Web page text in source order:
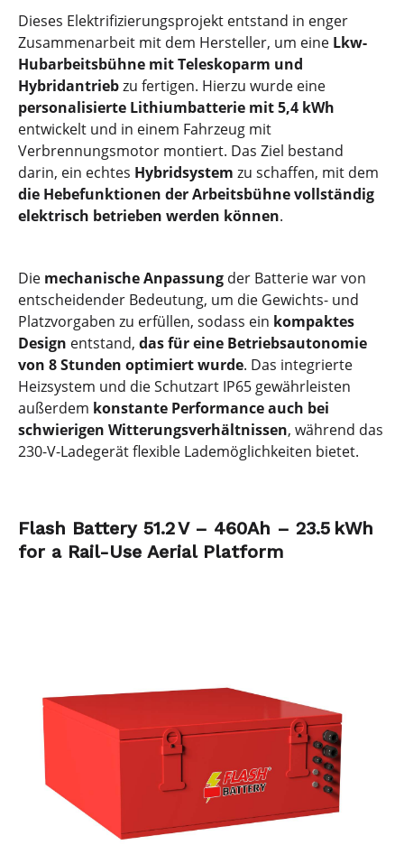
Dieses Elektrifizierungsprojekt entstand in enger
Zusammenarbeit mit dem Hersteller, um eine Lkw-
Hubarbeitsbühne mit Teleskoparm und
Hybridantriebzu fertigen. Hierzu wurde eine
personalisierte Lithiumbatterie mit 5,4 kWh
entwickelt und in einem Fahrzeug mit
Verbrennungsmotor montiert. Das Ziel bestand
darin, ein echtes Hybridsystem zu schaffen, mit dem
die Hebefunktionen der Arbeitsbühne vollständig
elektrisch betrieben werden können.
Die mechanische Anpassung der Batterie war von
entscheidender Bedeutung, um die Gewichts- und
Platzvorgaben zu erfüllen, sodass ein kompaktes
Design entstand, das für eine Betriebsautonomie
von 8 Stunden optimiert wurde. Das integrierte
Heizsystem und die Schutzart IP65 gewährleisten
außerdem konstante Performance auch bei
schwierigen Witterungsverhältnissen, während das
230-V-Ladegerät flexible Lademöglichkeiten bietet.
Flash Battery 51.2 V – 460Ah – 23.5 kWh
for a Rail-Use Aerial Platform